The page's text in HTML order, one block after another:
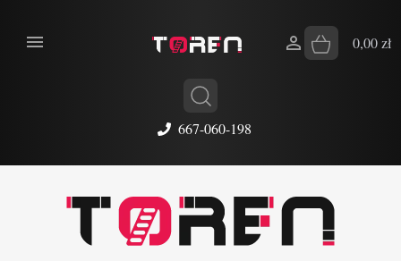
667-060-198
 0,00 zł
